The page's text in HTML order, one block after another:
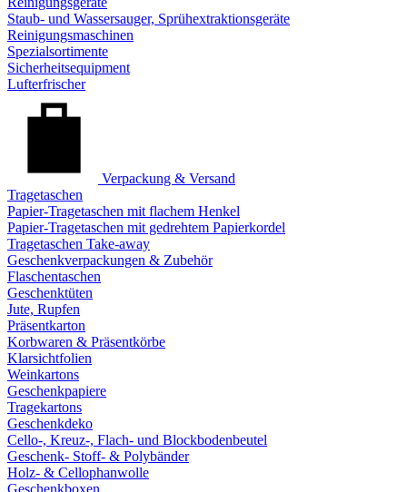
Staub- und Wassersauger, Sprühextraktionsgeräte
Reinigungsmaschinen
Spezialsortimente
Sicherheitsequipment
Lufterfrischer
Verpackung & Versand
Tragetaschen
Papier-Tragetaschen mit flachem Henkel
Papier-Tragetaschen mit gedrehtem Papierkordel
Tragetaschen Take-away
Geschenkverpackungen & Zubehör
Flaschentaschen
Geschenktüten
Jute, Rupfen
Präsentkarton
Korbwaren & Präsentkörbe
Klarsichtfolien
Weinkartons
Geschenkpapiere
Tragekartons
Geschenkdeko
Cello-, Kreuz-, Flach- und Blockbodenbeutel
Geschenk- Stoff- & Polybänder
Holz- & Cellophanwolle